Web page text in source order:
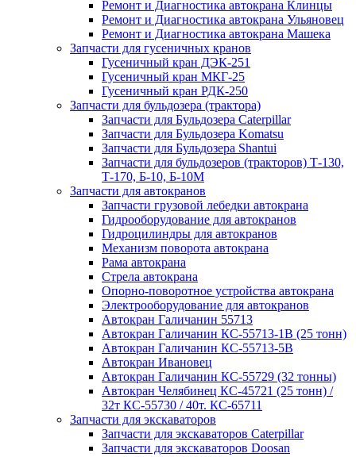
Ремонт и Диагностика автокрана Клинцы
Ремонт и Диагностика автокрана Ульяновец
Ремонт и Диагностика автокрана Машека
Запчасти для гусеничных кранов
Гусеничный кран ДЭК-251
Гусеничный кран МКГ-25
Гусеничный кран РДК-250
Запчасти для бульдозера (трактора)
Запчасти для Бульдозера Caterpillar
Запчасти для Бульдозера Komatsu
Запчасти для Бульдозера Shantui
Запчасти для бульдозеров (тракторов) Т-130,
Т-170, Б-10, Б-10М
Запчасти для автокранов
Запчасти грузовой лебедки автокрана
Гидрооборудование для автокранов
Гидроцилиндры для автокранов
Механизм поворота автокрана
Рама автокрана
Стрела автокрана
Опорно-поворотное устройства автокрана
Электрооборудование для автокранов
Автокран Галичанин 55713
Автокран Галичанин КС-55713-1В (25 тонн)
Автокран Галичанин КС-55713-5В
Автокран Ивановец
Автокран Галичанин КС-55729 (32 тонны)
Автокран Челябинец КС-45721 (25 тонн) /
32т КС-55730 / 40т. КС-65711
Запчасти для экскаваторов
Запчасти для экскаваторов Caterpillar
Запчасти для экскаваторов Doosan